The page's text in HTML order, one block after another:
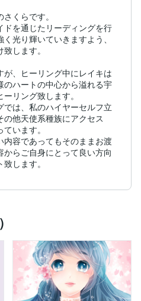
くらです。
ドを通じたリーディングを行
光り輝いていきますよう、
します。
、ヒーリング中にレイキは
ハートの中心から溢れる宇
リング致します。
は、私のハイヤーセルフ立
他天使系種族にアクセス
います。
内容であってもそのままお渡
からご自身にとって良い方向
します。